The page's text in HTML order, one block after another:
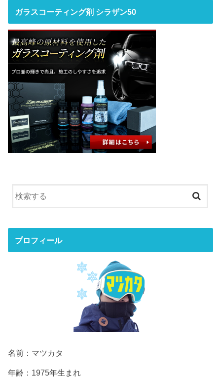
ガラスコーティング剤 シラザン50
プロフィール
名前：マツカタ
年齢：1975年生まれ